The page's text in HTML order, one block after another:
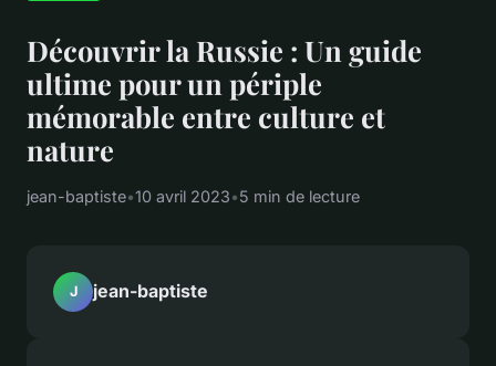
Découvrir la Russie : Un guide
ultime pour un périple
mémorable entre culture et
nature
jean-baptiste•10 avril 2023•5 min de lecture
J jean-baptiste